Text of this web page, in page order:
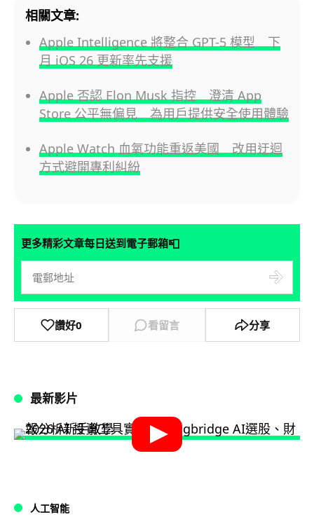
相關文章:
Apple Intelligence 將整合 GPT-5 模型 下
月 iOS 26 更新率先支援
Apple 否認 Elon Musk 指控 澄清 App
Store 公平無偏見 為用戶提供安全使用體驗
Apple Watch 血氧功能重返美國 改用迂迴
方式避開專利糾紛
更多精彩文章每日送到電子郵箱📮
讚好0 看留言 分享
最新影片
人工智能